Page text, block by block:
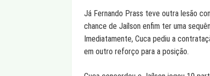
Já Fernando Prass teve outra lesão
chance de Jaílson enfim ter uma
Imediatamente, Cuca pediu a
em outro reforço para a posição.